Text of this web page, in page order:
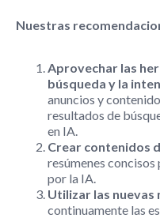
Nuestras
Aprovechar las
búsqueda y la
anuncios y
resultados de
en IA.
Crear contenidos
resúmenes
por la IA.
Utilizar las
continuamente las